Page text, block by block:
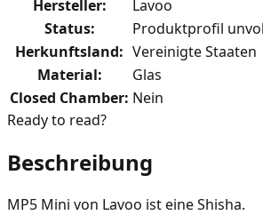
Hersteller:
Lavoo
Status:
Produktprofil
Herkunftsland: Vereinigte Staaten
Material:
Glas
Closed Chamber: Nein
Ready to read?
Beschreibung
MP5 Mini von Lavoo ist eine Shisha.